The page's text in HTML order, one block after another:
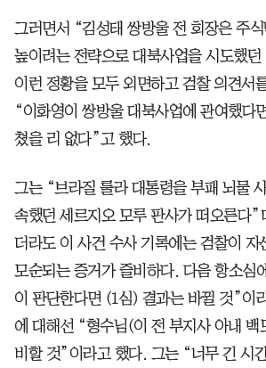
그러면서 “김성태 쌍방울 전 회장은 주
높이려는 전략으로 대북사업을 시도했
이런 정황을 모두 외면하고 검찰 의견서
“이화영이 쌍방울 대북사업에 관여했다
쳤을 리 없다”고 했다.
그는 “브라질 룰라 대통령을 부패 뇌물
속했던 세르지오 모루 판사가 떠오른다”
더라도 이 사건 수사 기록에는 검찰이 자
모순되는 증거가 즐비하다. 다음 항소심
이 판단한다면 (1심) 결과는 바뀔 것”이
에 대해선 “형수님(이 전 부지사 아내 백
비할 것”이라고 했다. 그는 “너무 긴 시